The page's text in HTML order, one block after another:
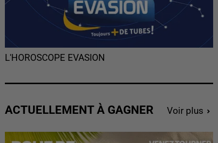
L'HOROSCOPE EVASION
ACTUELLEMENT À GAGNER Voir plus